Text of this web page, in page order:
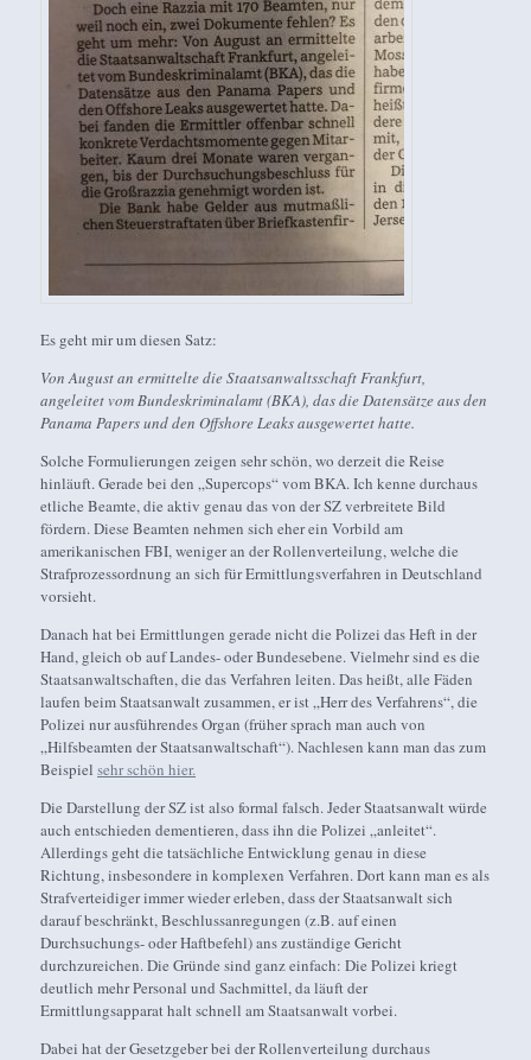
Es geht mir um diesen Satz:
Von August an ermittelte die Staatsanwaltsschaft Frankfurt,
angeleitet vom Bundeskriminalamt (BKA), das die Datensätze aus den
Panama Papers und den Offshore Leaks ausgewertet hatte.
Solche Formulierungen zeigen sehr schön, wo derzeit die Reise
hinläuft. Gerade bei den „Supercops“ vom BKA. Ich kenne durchaus
etliche Beamte, die aktiv genau das von der SZ verbreitete Bild
fördern. Diese Beamten nehmen sich eher ein Vorbild am
amerikanischen FBI, weniger an der Rollenverteilung, welche die
Strafprozessordnung an sich für Ermittlungsverfahren in Deutschland
vorsieht.
Danach hat bei Ermittlungen gerade nicht die Polizei das Heft in der
Hand, gleich ob auf Landes- oder Bundesebene. Vielmehr sind es die
Staatsanwaltschaften, die das Verfahren leiten. Das heißt, alle Fäden
laufen beim Staatsanwalt zusammen, er ist „Herr des Verfahrens“, die
Polizei nur ausführendes Organ (früher sprach man auch von
„Hilfsbeamten der Staatsanwaltschaft“). Nachlesen kann man das zum
Beispielsehr schön hier.
Die Darstellung der SZ ist also formal falsch. Jeder Staatsanwalt würde
auch entschieden dementieren, dass ihn die Polizei „anleitet“.
Allerdings geht die tatsächliche Entwicklung genau in diese
Richtung, insbesondere in komplexen Verfahren. Dort kann man es als
Strafverteidiger immer wieder erleben, dass der Staatsanwalt sich
darauf beschränkt, Beschlussanregungen (z.B. auf einen
Durchsuchungs- oder Haftbefehl) ans zuständige Gericht
durchzureichen. Die Gründe sind ganz einfach: Die Polizei kriegt
deutlich mehr Personal und Sachmittel, da läuft der
Ermittlungsapparat halt schnell am Staatsanwalt vorbei.
Dabei hat der Gesetzgeber bei der Rollenverteilung durchaus